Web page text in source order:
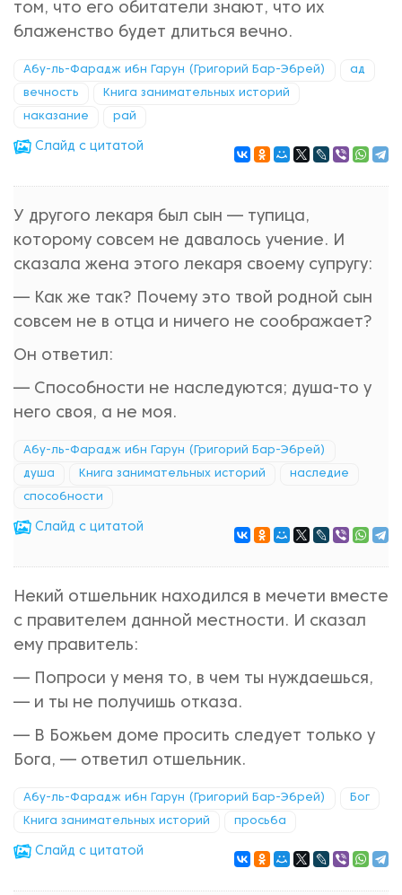
том, что его обитатели знают, что их
блаженство будет длиться вечно.
Абу-ль-Фарадж ибн Гарун (Григорий Бар-Эбрей) ад
вечность Книга занимательных историй
наказание рай
Cлайд с цитатой
У другого лекаря был сын — тупица,
которому совсем не давалось учение. И
сказала жена этого лекаря своему супругу:
— Как же так? Почему это твой родной сын
совсем не в отца и ничего не соображает?
Он ответил:
— Способности не наследуются; душа-то у
него своя, а не моя.
Абу-ль-Фарадж ибн Гарун (Григорий Бар-Эбрей)
душа Книга занимательных историй наследие
способности
Cлайд с цитатой
Некий отшельник находился в мечети вместе
с правителем данной местности. И сказал
ему правитель:
— Попроси у меня то, в чем ты нуждаешься,
— и ты не получишь отказа.
— В Божьем доме просить следует только у
Бога, — ответил отшельник.
Абу-ль-Фарадж ибн Гарун (Григорий Бар-Эбрей) Бог
Книга занимательных историй просьба
Cлайд с цитатой